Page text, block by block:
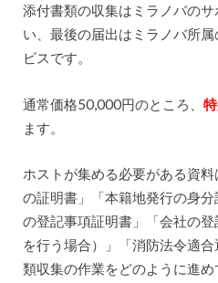
添付書類の収集はミラノバの
い、最後の届出はミラノバ所
ビスです。
通常価格50,000円のところ、
ます。
ホストが集める必要がある資
の証明書」「本籍地発行の身
の登記事項証明書」「会社の
を行う場合）」「消防法令適
類収集の作業をどのように進